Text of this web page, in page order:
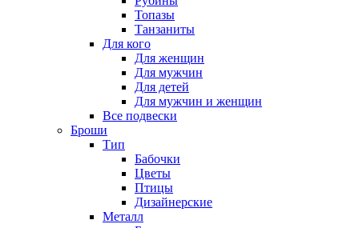
Топазы
Танзаниты
Для кого
Для женщин
Для мужчин
Для детей
Для мужчин и женщин
Все подвески
Броши
Тип
Бабочки
Цветы
Птицы
Дизайнерские
Металл